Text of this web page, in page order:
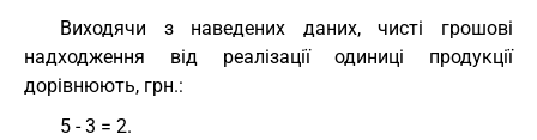
Виходячи з наведених даних, чисті грошові
надходження від реалізації одиниці продукції
дорівнюють, грн.:
5 - 3 = 2.